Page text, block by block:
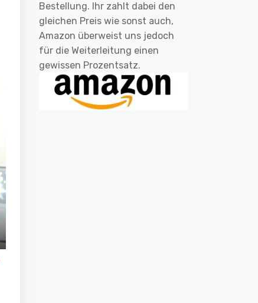
Bestellung. Ihr zahlt dabei den
gleichen Preis wie sonst auch,
Amazon überweist uns jedoch
für die Weiterleitung einen
gewissen Prozentsatz.